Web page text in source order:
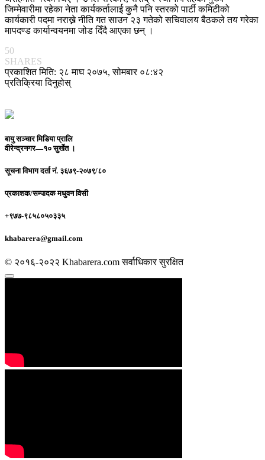
जिम्मेवारीमा रहेका नेता कार्यकर्तालाई कुनै पनि स्तरको पार्टी कमिटीको
कार्यकारी पदमा नराख्ने नीति गत साउन २३ गतेको सचिवालय बैठकले तय गरेका
मापदण्ड कार्यान्वयनमा जोड दिँदै आएका छन् ।
50
SHARES
प्रकाशित मिति: २८ माघ २०७५, सोमबार ०८:४२
प्रतिक्रिया दिनुहोस्
बायु सञ्चार मिडिया प्रालि
वीरेन्द्रनगर—१० सुर्खेत ।
सूचना विभाग दर्ता नं. ३६७९-२०७९/८०
प्रकाशक/सम्पादकमधुवन विसी
+९७७-९८५८०५०३३५
khabarera@gmail.com
© २०१६-२०२२ Khabarera.com सर्वाधिकार सुरक्षित